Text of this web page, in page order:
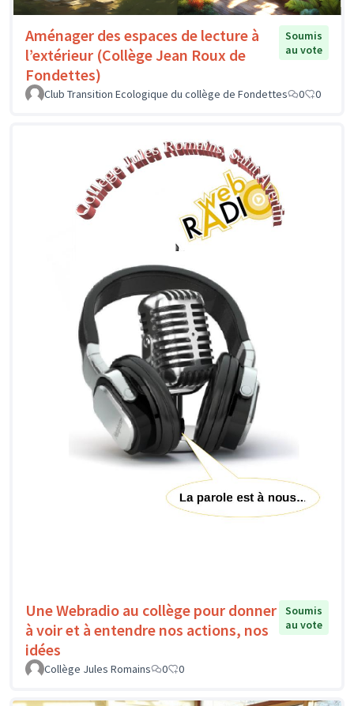
Aménager des espaces de lecture à
l’extérieur (Collège Jean Roux de
Fondettes)
Soumis
au vote
Club Transition Ecologique du collège de Fondettes 0 0
Une Webradio au collège pour donner
à voir et à entendre nos actions, nos
idées
Soumis
au vote
Collège Jules Romains 0 0